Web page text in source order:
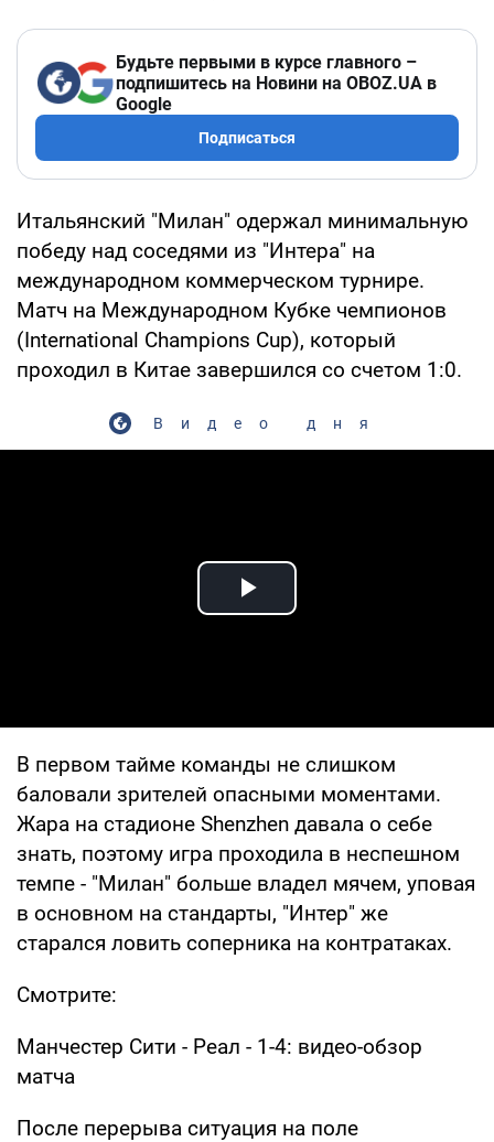
Будьте первыми в курсе главного –
подпишитесь на Новини на OBOZ.UA в
Google
Подписаться
Итальянский "Милан" одержал минимальную
победу над соседями из "Интера" на
международном коммерческом турнире.
Матч на Международном Кубке чемпионов
(International Champions Cup), который
проходил в Китае завершился со счетом 1:0.
Видео дня
Play Video
В первом тайме команды не слишком
баловали зрителей опасными моментами.
Жара на стадионе Shenzhen давала о себе
знать, поэтому игра проходила в неспешном
темпе - "Милан" больше владел мячем, уповая
в основном на стандарты, "Интер" же
старался ловить соперника на контратаках.
Смотрите:
Манчестер Сити - Реал - 1-4: видео-обзор
матча
После перерыва ситуация на поле